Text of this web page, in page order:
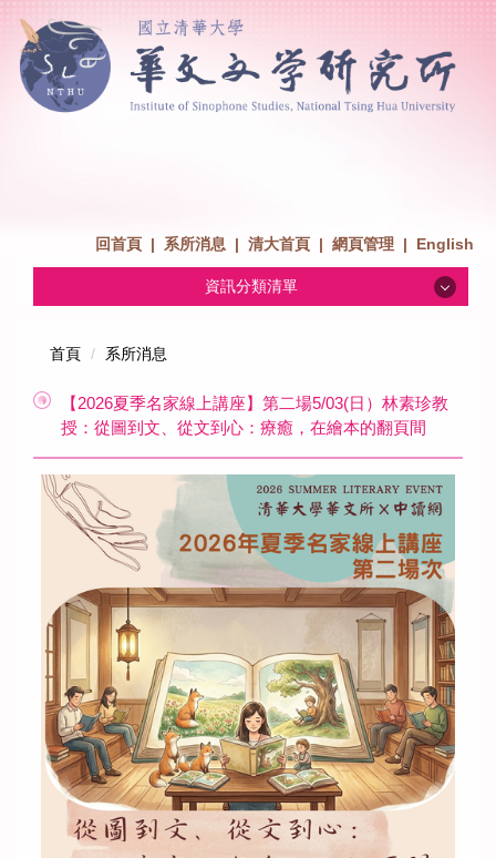
回首頁 | 系所消息 | 清大首頁 | 網頁管理 | English
資訊分類清單
系所消息
招生消息
本所成員
課程資訊
規章辦法
修課/論文/表格下載
國際合作學校與單位
國際交流
首頁 系所消息
【2026夏季名家線上講座】第二場5/03(日）林素珍教
授：從圖到文、從文到心：療癒，在繪本的翻頁間